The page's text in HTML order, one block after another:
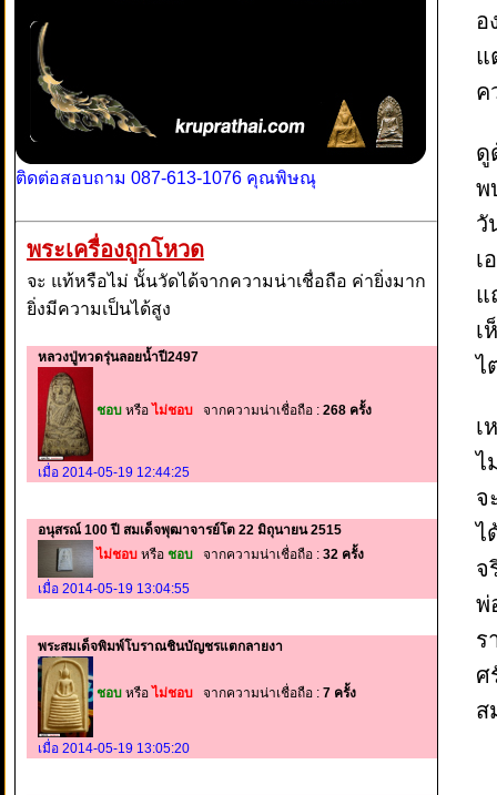
ติดต่อสอบถาม 087-613-1076 คุณพิษณุ
พระเครื่องถูกโหวด
จะ แท้หรือไม่ นั้นวัดได้จากความน่าเชื่อถือ ค่ายิ่งมาก
ยิ่งมีความเป็นได้สูง
หลวงปู่ทวดรุ่นลอยน้ำปี2497
ชอบ หรือไม่ชอบ จากความน่าเชื่อถือ : 268 ครั้ง
เมื่อ 2014-05-19 12:44:25
อนุสรณ์ 100 ปี สมเด็จพุฒาจารย์โต 22 มิถุนายน 2515
ไม่ชอบ หรือ ชอบ จากความน่าเชื่อถือ : 32 ครั้ง
เมื่อ 2014-05-19 13:04:55
พระสมเด็จพิมพ์โบราณชินบัญชรแตกลายงา
ชอบ หรือไม่ชอบ จากความน่าเชื่อถือ : 7 ครั้ง
เมื่อ 2014-05-19 13:05:20
อ
แ
ค
ดู
พ
วั
เ
แ
เ
ไ
เ
ไ
จ
ไ
จ
พ่
ร
ศ
ส